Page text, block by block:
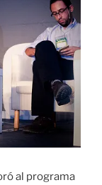
al programa